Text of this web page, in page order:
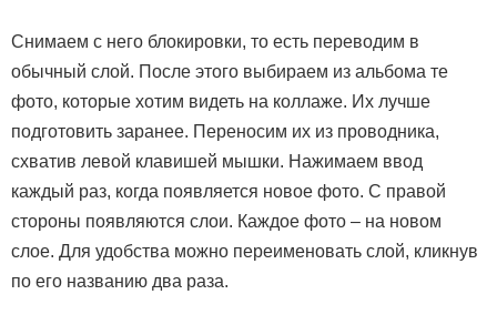
Снимаем с него блокировки, то есть переводим в
обычный слой. После этого выбираем из альбома те
фото, которые хотим видеть на коллаже. Их лучше
подготовить заранее. Переносим их из проводника,
схватив левой клавишей мышки. Нажимаем ввод
каждый раз, когда появляется новое фото. С правой
стороны появляются слои. Каждое фото – на новом
слое. Для удобства можно переименовать слой, кликнув
по его названию два раза.